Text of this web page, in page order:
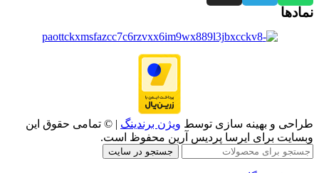
نمادها
طراحی و بهینه سازی توسط ویژن برندینگ | © تمامی حقوق این
وبسایت برای ایرسا پردیس آرین محفوظ است.
جستجو در سایت